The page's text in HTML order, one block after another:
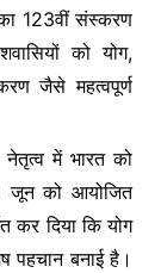
का 123वीं संस्करण
को योग,
जैसे महत्वपूर्ण
नेतृत्व में भारत को
जून को आयोजित
कर दिया कि योग
पहचान बनाई है।